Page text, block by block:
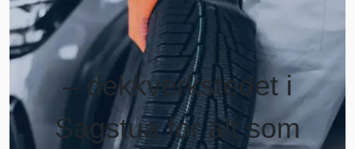
– dekkverkstedet i
Sagstua for alt som